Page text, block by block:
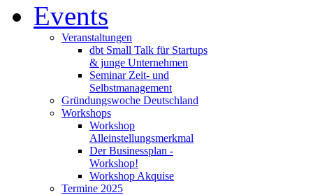
Events
Veranstaltungen
dbt Small Talk für Startups
& junge Unternehmen
Seminar Zeit- und
Selbstmanagement
Gründungswoche Deutschland
Workshops
Workshop
Alleinstellungsmerkmal
Der Businessplan -
Workshop!
Workshop Akquise
Termine 2025